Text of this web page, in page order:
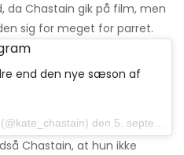
da Chastain gik på film, men
sig for meget for parret.
end den nye sæson af
(@kate_chastain) den 5. september 2019 kl. 12:10 PDT
Chastain, at hun ikke